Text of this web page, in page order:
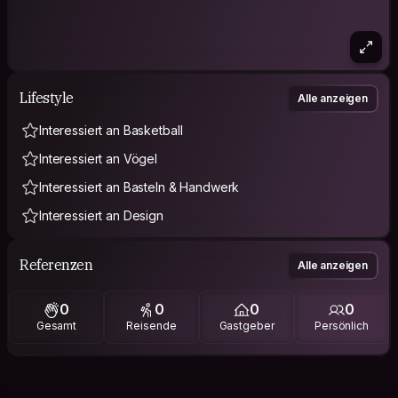
Lifestyle Alle anzeigen
Interessiert an Basketball
Interessiert an Vögel
Interessiert an Basteln & Handwerk
Interessiert an Design
Referenzen Alle anzeigen
0
Gesamt
0
Reisende
0
Gastgeber
0
Persönlich